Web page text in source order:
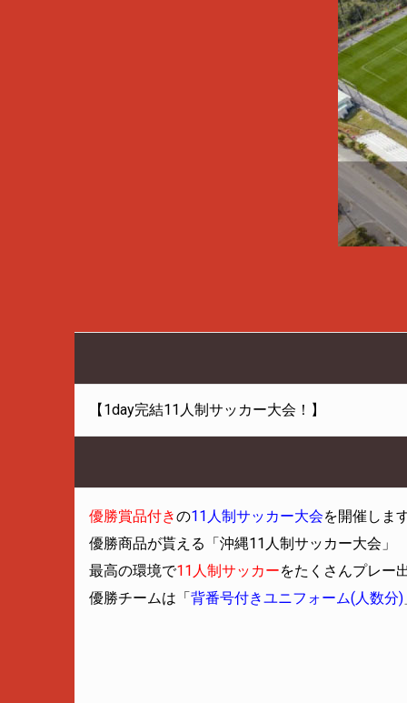
【1day完結11人制サッカー大会！】
優勝賞品付きの11人制サッカー大会を開催しま
優勝商品が貰える「沖縄11人制サッカー大会」
最高の環境で11人制サッカーをたくさんプレー
優勝チームは「 背番号付きユニフォーム(人数分)